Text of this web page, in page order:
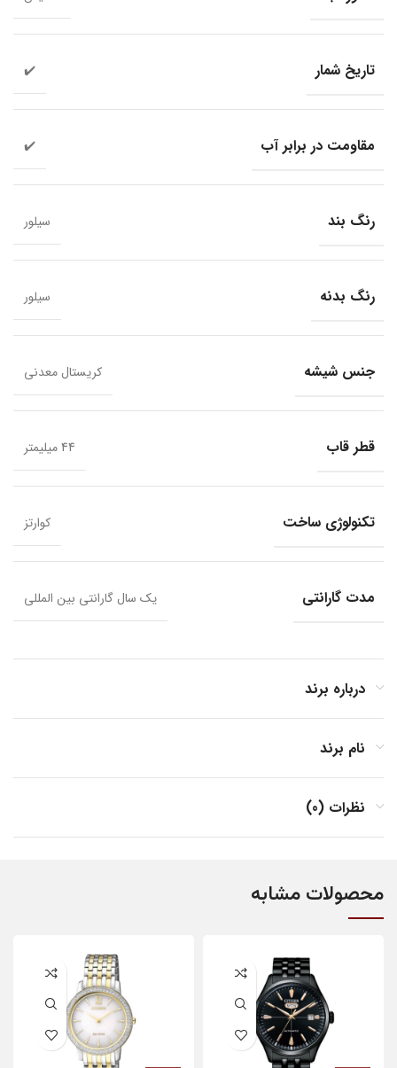
تاریخ شمار ✔️
مقاومت در برابر آب ✔️
رنگ بند سیلور
رنگ بدنه سیلور
جنس شیشه کریستال معدنی
قطر قاب 44 میلیمتر
تکنولوژی ساخت کوارتز
مدت گارانتی یک سال گارانتی بین المللی
درباره برند
نام برند
نظرات (0)
محصولات مشابه